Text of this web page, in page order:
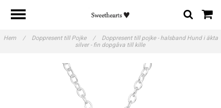
Hem / Doppresent till Pojke /
Doppresent till pojke - halsband Hund i äkta
silver - fin dopgåva till kille